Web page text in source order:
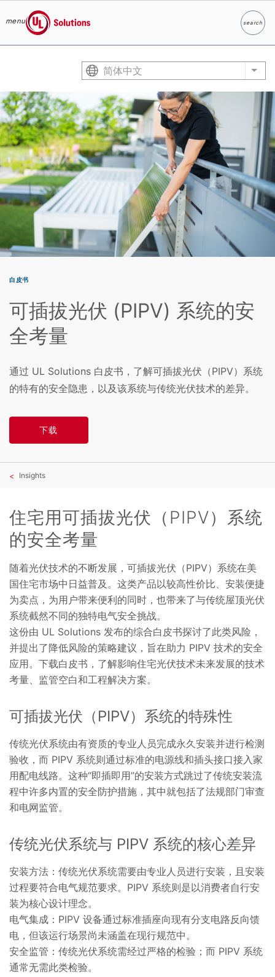
menu
UL Solutions
searchSearch
简体中文 List
白皮书
可插拔光伏 (PIPV) 系统的安
全考量
通过 UL Solutions 白皮书，了解可插拔光伏（PIPV）系统
的特有的安全隐患，以及该系统与传统光伏技术的差异。
下载
Insights
住宅用可插拔光伏（PIPV）系统
的安全考量
随着光伏技术的不断发展，可插拔光伏（PIPV）系统在美
国住宅市场中日益普及。这类产品以较高性价比、安装便捷
为卖点，为用户带来便利的同时，也带来了与传统屋顶光伏
系统截然不同的独特电气安全挑战。
这份由 UL Solutions 发布的综合白皮书探讨了此类风险，
并提出了降低风险的策略建议，旨在助力 PIPV 技术的安全
应用。下载白皮书，了解影响住宅光伏技术未来发展的技术
考量、监管空白和工程解决方案。
可插拔光伏（PIPV）系统的特殊性
传统光伏系统由有资质的专业人员完成永久安装并进行检测
验收，而 PIPV 系统则通过标准的电源线和插头接口接入家
用配电线路。这种“即插即用”的安装方式跳过了传统安装流
程中许多内置的安全防护措施，其中就包括了法规部门审查
和电网监管。
传统光伏系统与 PIPV 系统的核心差异
安装方法：传统光伏系统需要由专业人员进行安装，且安装
过程要符合电气规范要求。PIPV 系统则是以消费者自行安
装为核心设计理念。
电气集成：PIPV 设备通过标准插座向现有分支电路反向馈
电，但该运行场景尚未涵盖在现行规范中。
安全监管：传统光伏系统需经过严格的检验；而 PIPV 系统
通常无需此类检验。